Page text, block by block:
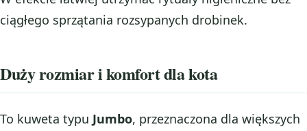
ciągłego sprzątania rozsypanych drobinek.
Duży rozmiar i komfort dla kota
To kuweta typu Jumbo, przeznaczona dla większych